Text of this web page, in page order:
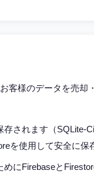
客様のデータを売却
されます（SQLite-
を使用して安全に保
にFirebaseと